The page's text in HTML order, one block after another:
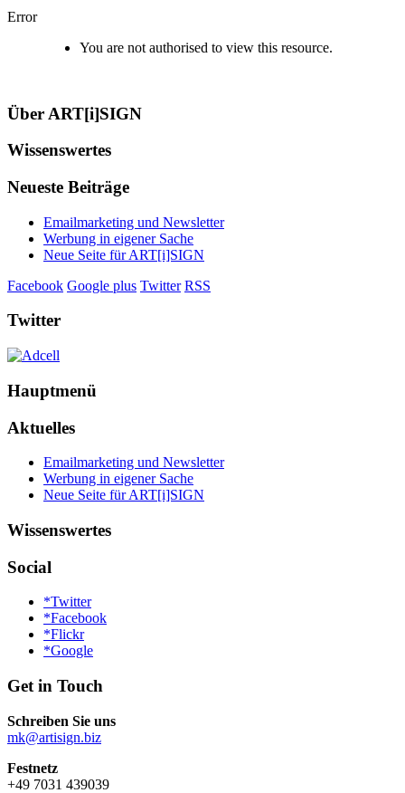
Error
You are not authorised to view this resource.
Über ART[i]SIGN
Wissenswertes
Neueste Beiträge
Emailmarketing und Newsletter
Werbung in eigener Sache
Neue Seite für ART[i]SIGN
Facebook Google plus Twitter RSS
Twitter
Hauptmenü
Aktuelles
Emailmarketing und Newsletter
Werbung in eigener Sache
Neue Seite für ART[i]SIGN
Wissenswertes
Social
*Twitter
*Facebook
*Flickr
*Google
Get in Touch
Schreiben Sie uns
mk@artisign.biz
Festnetz
+49 7031 439039